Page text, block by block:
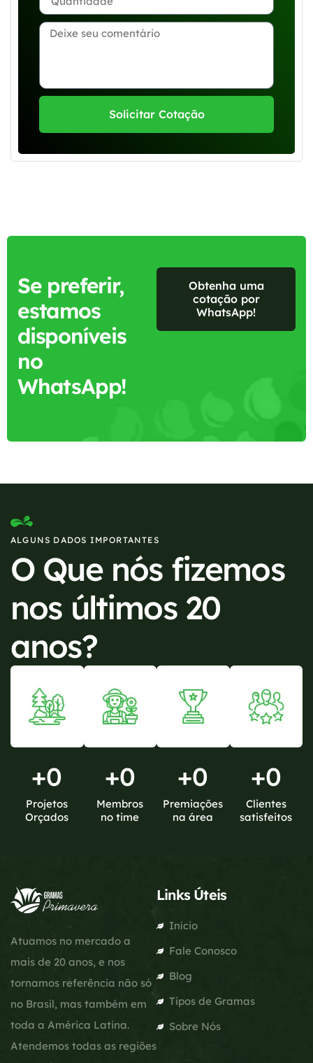
Solicitar Cotação
Se preferir,
estamos
disponíveis
no
WhatsApp!
Obtenha uma
cotação por
WhatsApp!
ALGUNS DADOS IMPORTANTES
O Que nós fizemos
nos últimos 20
anos?
+0
Projetos
Orçados
+0
Membros
no time
+0
Premiações
na área
+0
Clientes
satisfeitos
Atuamos no mercado a
mais de 20 anos, e nos
tornamos referência não só
no Brasil, mas também em
toda a América Latina.
Atendemos todas as regiões
Links Úteis
Início
Fale Conosco
Blog
Tipos de Gramas
Sobre Nós